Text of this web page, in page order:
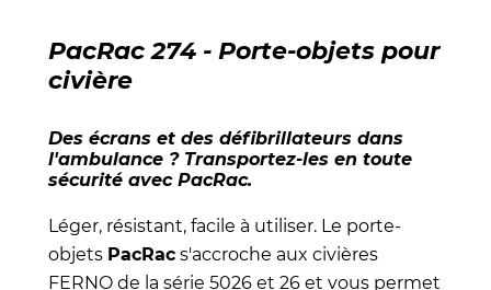
PacRac 274 - Porte-objets pour
civière
Des écrans et des défibrillateurs dans
l'ambulance ? Transportez-les en toute
sécurité avec PacRac.
Léger, résistant, facile à utiliser. Le porte-
objets PacRac s'accroche aux civières
FERNO de la série 5026 et 26 et vous permet